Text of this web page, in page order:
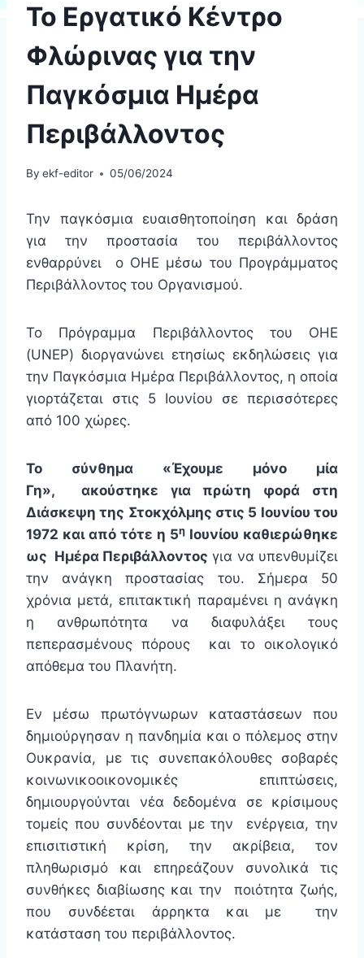
Το Εργατικό Κέντρο
Φλώρινας για την
Παγκόσμια Ημέρα
Περιβάλλοντος
By ekf-editor 05/06/2024
Την παγκόσμια ευαισθητοποίηση και δράση
για την προστασία του περιβάλλοντος
ενθαρρύνει ο ΟΗΕ μέσω του Προγράμματος
Περιβάλλοντος του Οργανισμού.
Το Πρόγραμμα Περιβάλλοντος του ΟΗΕ
(UNEP) διοργανώνει ετησίως εκδηλώσεις για
την Παγκόσμια Ημέρα Περιβάλλοντος, η οποία
γιορτάζεται στις 5 Ιουνίου σε περισσότερες
από 100 χώρες.
Το σύνθημα «Έχουμε μόνο μία
Γη»,
ακούστηκε για πρώτη φορά στη
Διάσκεψη της Στοκχόλμης στις 5 Ιουνίου του
1972 και από τότε η 5η Ιουνίου καθιερώθηκε
ως Ημέρα Περιβάλλοντος για να υπενθυμίζει
την ανάγκη προστασίας του. Σήμερα 50
χρόνια μετά, επιτακτική παραμένει η ανάγκη
η ανθρωπότητα να διαφυλάξει τους
πεπερασμένους πόρους και το οικολογικό
απόθεμα του Πλανήτη.
Εν μέσω πρωτόγνωρων καταστάσεων που
δημιούργησαν η πανδημία και ο πόλεμος στην
Ουκρανία, με τις συνεπακόλουθες σοβαρές
κοινωνικοοικονομικές επιπτώσεις,
δημιουργούνται νέα δεδομένα σε κρίσιμους
τομείς που συνδέονται με την ενέργεια, την
επισιτιστική κρίση, την ακρίβεια, τον
πληθωρισμό και επηρεάζουν συνολικά τις
συνθήκες διαβίωσης και την ποιότητα ζωής,
που συνδέεται άρρηκτα και με την
κατάσταση του περιβάλλοντος.